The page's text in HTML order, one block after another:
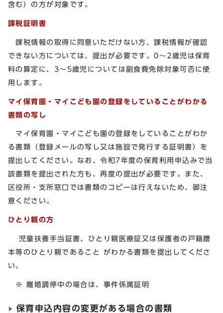
含む）の方が対象です。
課税証明書
課税情報の取得に同意いただけない方、課税情報が確認
できない方については、提出が必要です。0～2歳児は保育
料の算定に、3～5歳児については副食費免除対象可否に使
用します。
マイ保育園・マイこども園の登録をしていることがわかる
書類の写し
マイ保育園・マイこども園の登録をしていることがわか
る書類（登録メールの写し又は施設で発行する証明書）を
提出してください。なお、令和7年度の保育利用申込みで当
該書類を提出された方も、再度の提出が必要です。また、
区役所・支所窓口では書類のコピーは行えないため、御注
意ください。
ひとり親の方
児童扶養手当証書、ひとり親医療証又は保護者の戸籍謄
本等のひとり親であること がわかる書類を提出してくださ
い。
※ 離婚調停中の場合は、事件係属証明
保育申込内容の変更がある場合の書類